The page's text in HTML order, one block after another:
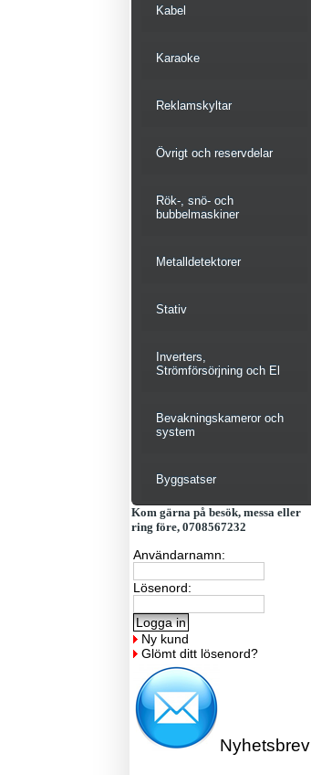
Kabel
Karaoke
Reklamskyltar
Övrigt och reservdelar
Rök-, snö- och
bubbelmaskiner
Metalldetektorer
Stativ
Inverters,
Strömförsörjning och El
Bevakningskameror och
system
Byggsatser
Kom gärna på besök, messa eller
ring före, 0708567232
Användarnamn:
Lösenord:
Ny kund
Glömt ditt lösenord?
Nyhetsbrev